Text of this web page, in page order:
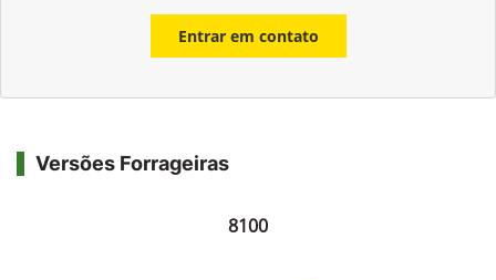
Entrar em contato
Versões Forrageiras
8100